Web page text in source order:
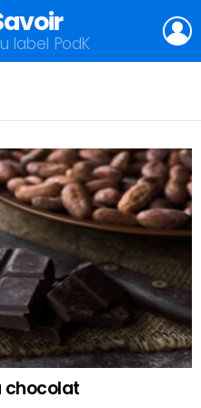
label PodK
chocolat